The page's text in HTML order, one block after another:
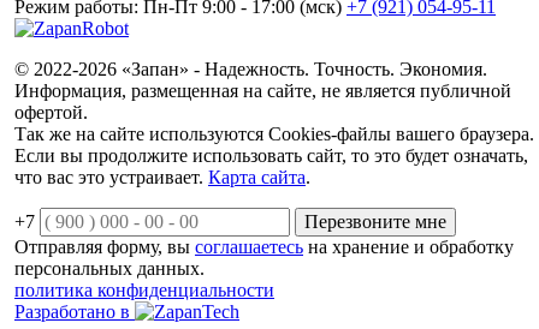
Режим работы: Пн-Пт 9:00 - 17:00 (мск) +7 (921) 054-95-11
© 2022-2026 «Запан» - Надежность. Точность. Экономия.
Информация, размещенная на сайте, не является публичной
офертой.
Так же на сайте используются Cookies-файлы вашего браузера.
Если вы продолжите использовать сайт, то это будет означать,
что вас это устраивает. Карта сайта.
+7
Перезвоните мне
Отправляя форму, вы соглашаетесь на хранение и обработку
персональных данных.
политика конфиденциальности
Разработано в